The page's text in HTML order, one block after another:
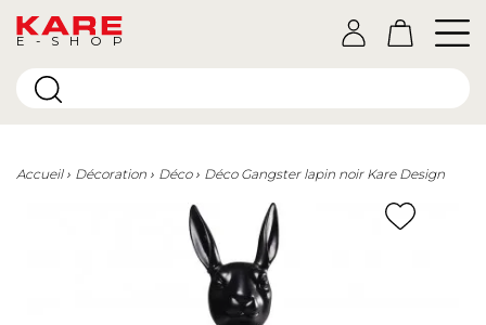
E-SHOP
Accueil Décoration Déco Déco Gangster lapin noir Kare Design